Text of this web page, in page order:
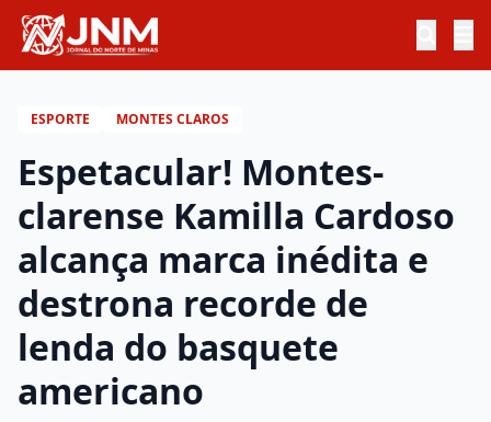
ESPORTE MONTES CLAROS
Espetacular! Montes-
clarense Kamilla Cardoso
alcança marca inédita e
destrona recorde de
lenda do basquete
americano